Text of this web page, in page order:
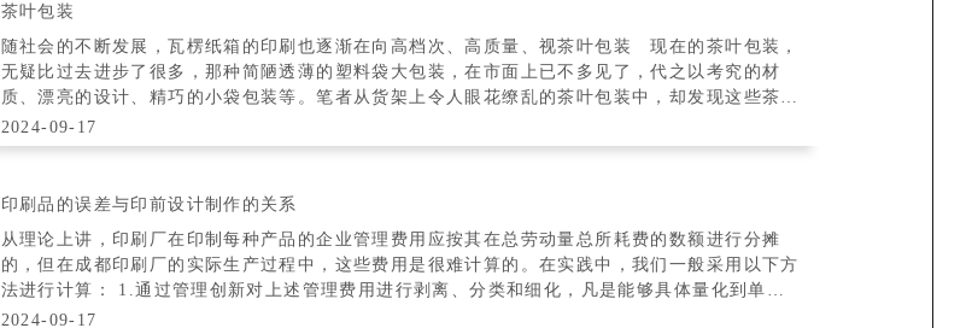
茶叶包装
随社会的不断发展，瓦楞纸箱的印刷也逐渐在向高档次、高质量、视茶叶包装 现在的茶叶包装，
无疑比过去进步了很多，那种简陋透薄的塑料袋大包装，在市面上已不多见了，代之以考究的材
质、漂亮的设计、精巧的小袋包装等。笔者从货架上令人眼花缭乱的茶叶包装中，却发现这些茶叶
在包装上存在一个很大的不足：外包装花哨，却没
2024-09-17
印刷品的误差与印前设计制作的关系
从理论上讲，印刷厂在印制每种产品的企业管理费用应按其在总劳动量总所耗费的数额进行分摊
的，但在成都印刷厂的实际生产过程中，这些费用是很难计算的。在实践中，我们一般采用以下方
法进行计算： 1.通过管理创新对上述管理费用进行剥离、分类和细化，凡是能够具体量化到单个
产品上的费用尽量量化到单个产品，如将辅助编
2024-09-17